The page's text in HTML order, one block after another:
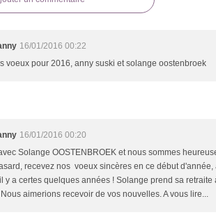
16/01/2016 00:22
voeux pour 2016, anny suski et solange oostenbroek
16/01/2016 00:20
Solange OOSTENBROEK et nous sommes
recevez nos voeux sincères en ce début
y a certes quelques années ! Solange prend sa retraite
aimerions recevoir de vos nouvelles. A vous lire...